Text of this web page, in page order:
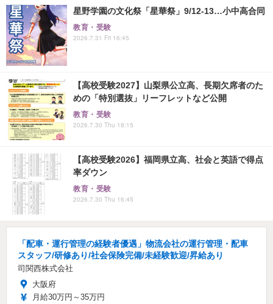
星野学園の文化祭「星華祭」9/12-13…小中高合同
教育・受験
2026.7.31 Fri 16:45
【高校受験2027】山梨県公立高、長期欠席者のた
めの「特別選抜」リーフレットなど公開
教育・受験
2026.7.30 Thu 18:15
【高校受験2026】福岡県立高、社会と英語で得点
率ダウン
教育・受験
2026.7.30 Thu 16:45
「配車・運行管理の経験者優遇」物流会社の運行管理・配車
スタッフ/研修あり/社会保険完備/未経験歓迎/昇給あり
司関西株式会社
大阪府
月給30万円～35万円